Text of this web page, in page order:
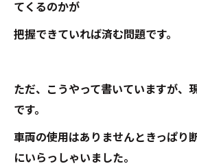
てくるのかが
把握できていれば済む問題です。
ただ、こうやって書いていますが、
です。
車両の使用はありませんときっぱり
にいらっしゃいました。